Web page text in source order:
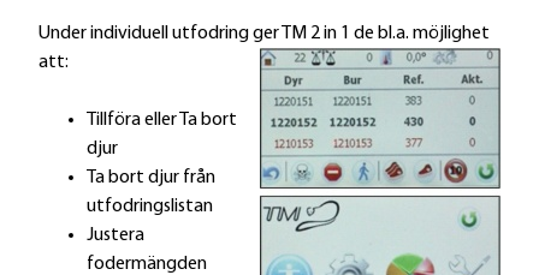
Under individuell utfodring ger TM 2 in 1 de bl.a. möjlighet
att:
Tillföra eller Ta bort
djur
Ta bort djur från
utfodringslistan
Justera
fodermängden